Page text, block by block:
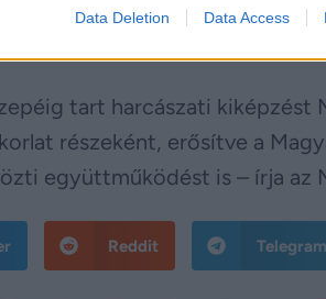
Data Deletion Data Access
közös kiképzésein
tart harcászati kiképzést
részeként, erősítve a
együttműködést is – írja az
Reddit Telegram